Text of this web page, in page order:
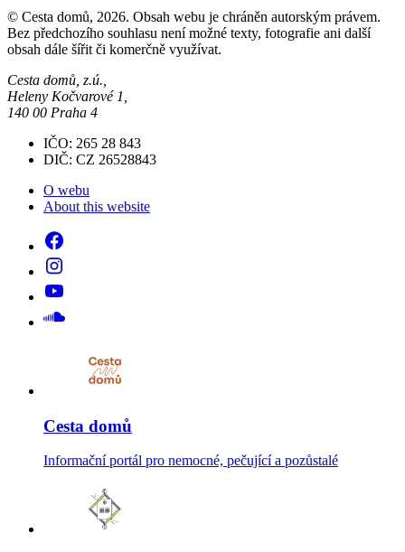
© Cesta domů, 2026. Obsah webu je chráněn autorským právem.
Bez předchozího souhlasu není možné texty, fotografie ani další
obsah dále šířit či komerčně využívat.
Cesta domů, z.ú.,
Heleny Kočvarové 1,
140 00 Praha 4
IČO: 265 28 843
DIČ: CZ 26528843
O webu
About this website
Cesta domů
Informační portál pro nemocné, pečující a pozůstalé